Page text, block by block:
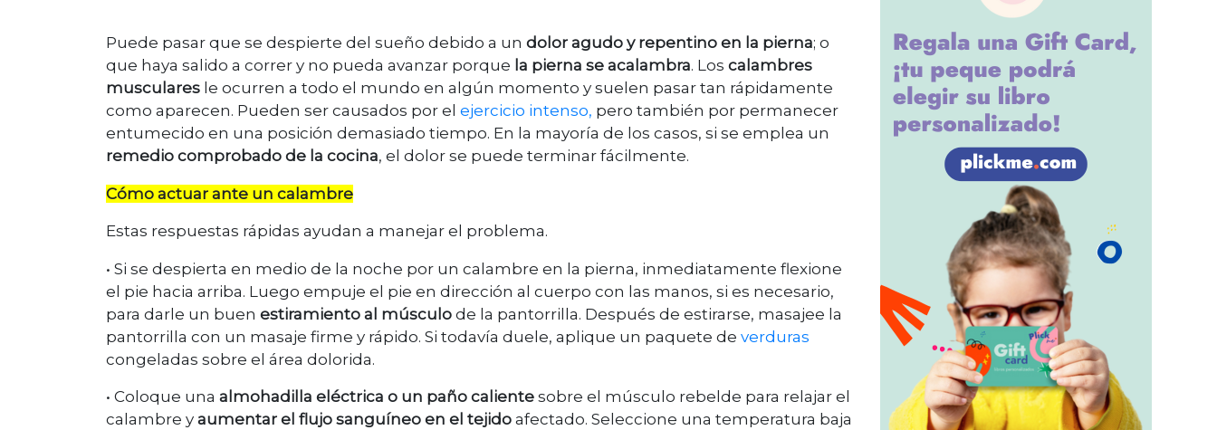
Puede pasar que se despierte del sueño debido a un dolor agudo y repentino en la pierna; o
que haya salido a correr y no pueda avanzar porque la pierna se acalambra. Los calambres
musculares le ocurren a todo el mundo en algún momento y suelen pasar tan rápidamente
como aparecen. Pueden ser causados por el ejercicio intenso, pero también por permanecer
entumecido en una posición demasiado tiempo. En la mayoría de los casos, si se emplea un
remedio comprobado de la cocina, el dolor se puede terminar fácilmente.
Cómo actuar ante un calambre
Estas respuestas rápidas ayudan a manejar el problema.
• Si se despierta en medio de la noche por un calambre en la pierna, inmediatamente flexione
el pie hacia arriba. Luego empuje el pie en dirección al cuerpo con las manos, si es necesario,
para darle un buen estiramiento al músculo de la pantorrilla. Después de estirarse, masajee la
pantorrilla con un masaje firme y rápido. Si todavía duele, aplique un paquete de verduras
congeladas sobre el área dolorida.
• Coloque una almohadilla eléctrica o un paño caliente sobre el músculo rebelde para relajar el
calambre y aumentar el flujo sanguíneo en el tejido afectado. Seleccione una temperatura baja